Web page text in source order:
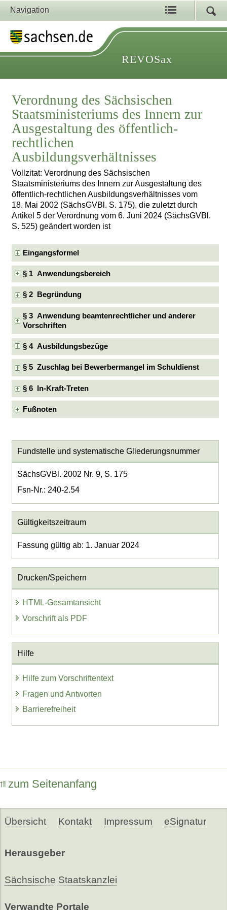
Navigation
REVOSax
Verordnung des Sächsischen
Staatsministeriums des Innern zur
Ausgestaltung des öffentlich-
rechtlichen
Ausbildungsverhältnisses
Vollzitat: Verordnung des Sächsischen
Staatsministeriums des Innern zur Ausgestaltung des
öffentlich-rechtlichen Ausbildungsverhältnisses vom
18. Mai 2002 (SächsGVBl. S. 175), die zuletzt durch
Artikel 5 der Verordnung vom 6. Juni 2024 (SächsGVBl.
S. 525) geändert worden ist
Eingangsformel
§ 1 Anwendungsbereich
§ 2 Begründung
§ 3 Anwendung beamtenrechtlicher und anderer
Vorschriften
§ 4 Ausbildungsbezüge
§ 5 Zuschlag bei Bewerbermangel im Schuldienst
§ 6 In-Kraft-Treten
Fußnoten
Fundstelle und systematische Gliederungsnummer
SächsGVBl. 2002 Nr. 9, S. 175
Fsn-Nr.: 240-2.54
Gültigkeitszeitraum
Fassung gültig ab: 1. Januar 2024
Drucken/Speichern
HTML-Gesamtansicht
Vorschrift als PDF
Hilfe
Hilfe zum Vorschriftentext
Fragen und Antworten
Barrierefreiheit
zum Seitenanfang
Übersicht Kontakt Impressum eSignatur
Herausgeber
Sächsische Staatskanzlei
Verwandte Portale